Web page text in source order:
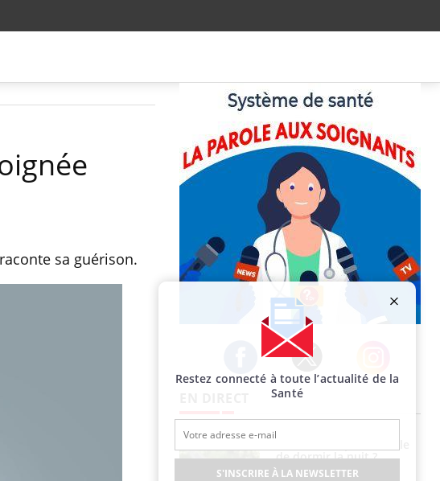
sa guérison.
Facebook Twitter Instagram
de dormir la nuit ?
Restez connecté à toute l’actualité de la
Santé
S'INSCRIRE À LA NEWSLETTER